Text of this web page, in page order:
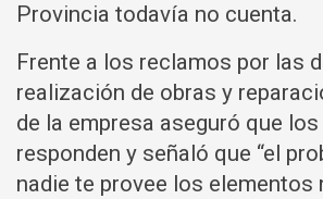
Provincia todavía no cuenta.
Frente a los reclamos por las
realización de obras y
de la empresa aseguró que
responden y señaló que “el
nadie te provee los elementos